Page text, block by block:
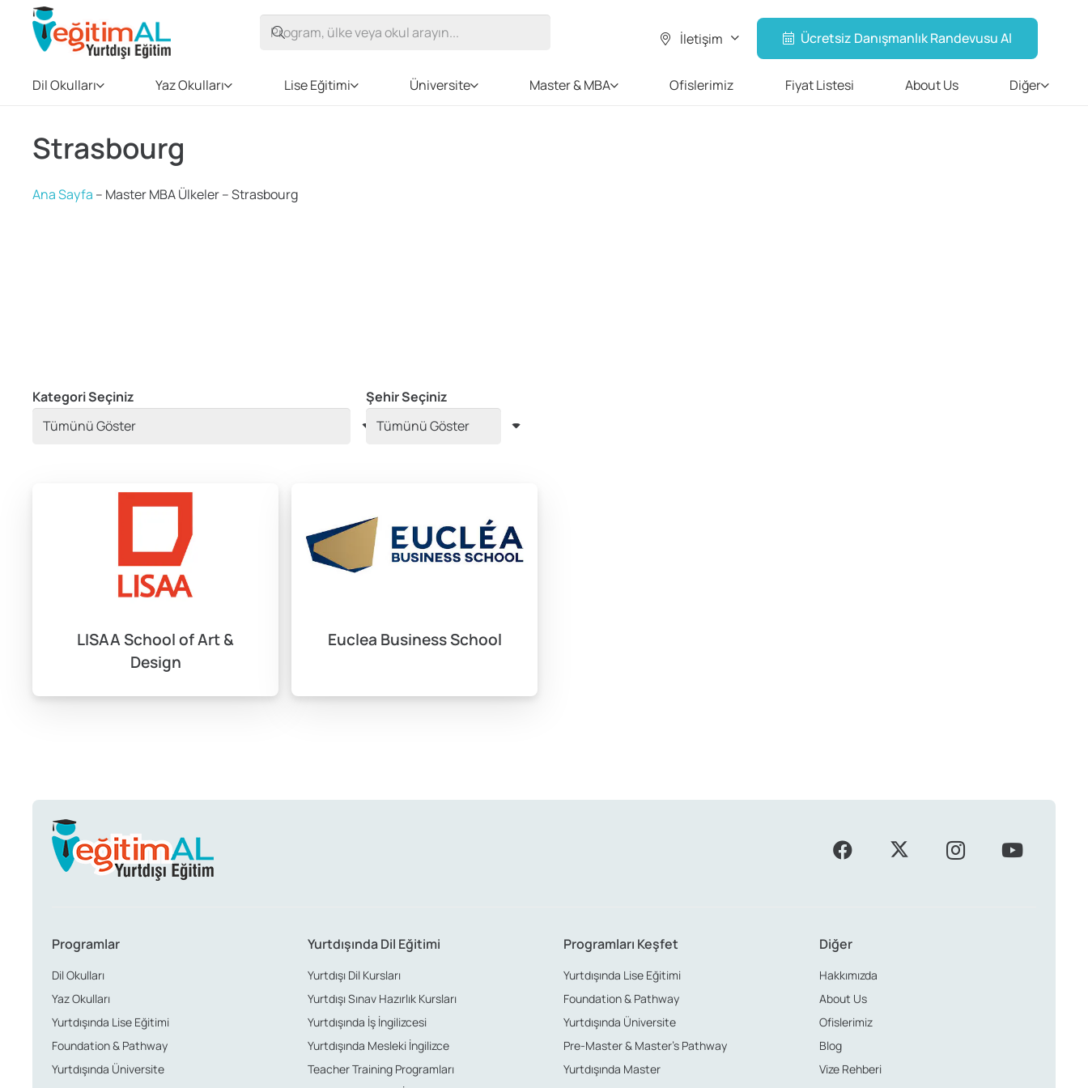
İletişim Ücretsiz Danışmanlık Randevusu Al
Dil Okulları Yaz Okulları Lise Eğitimi Üniversite Master & MBA Ofislerimiz Fiyat Listesi About Us Diğer
Strasbourg
Ana Sayfa – Master MBA Ülkeler–Strasbourg
Kategori Seçiniz Şehir Seçiniz
LISAA School of Art &
Design
Euclea Business School
Programlar
Dil Okulları
Yaz Okulları
Yurtdışında Lise Eğitimi
Foundation & Pathway
Yurtdışında Üniversite
Yurtdışında Dil Eğitimi
Yurtdışı Dil Kursları
Yurtdışı Sınav Hazırlık Kursları
Yurtdışında İş İngilizcesi
Yurtdışında Mesleki İngilizce
Teacher Training Programları
Programları Keşfet
Yurtdışında Lise Eğitimi
Foundation & Pathway
Yurtdışında Üniversite
Pre-Master & Master’s Pathway
Yurtdışında Master
Diğer
Hakkımızda
About Us
Ofislerimiz
Blog
Vize Rehberi